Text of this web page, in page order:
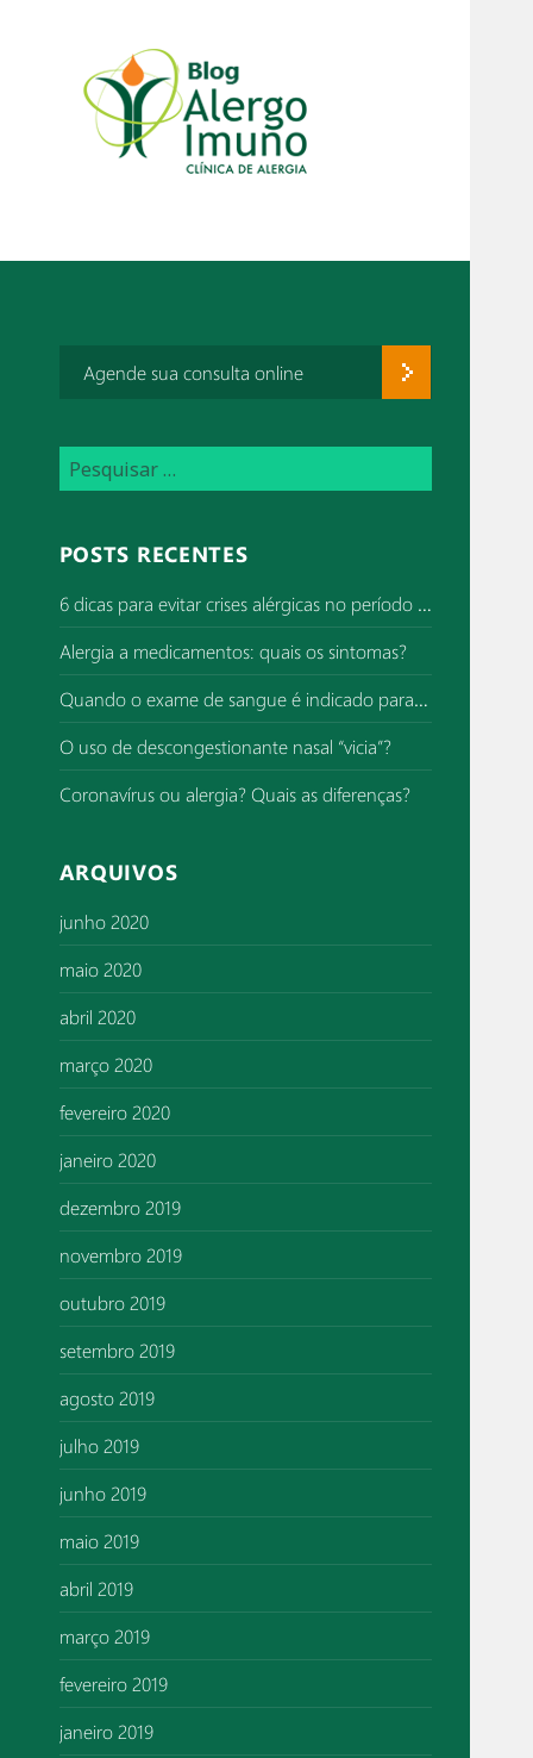
Agende sua consulta online
e
q
i
s
a
r
p
o
r
:
POSTS RECENTES
6 dicas para evitar crises alérgicas no período de superlotação de hospitais
Alergia a medicamentos: quais os sintomas?
Quando o exame de sangue é indicado para investigar alergia?
O uso de descongestionante nasal “vicia”?
Coronavírus ou alergia? Quais as diferenças?
ARQUIVOS
junho 2020
maio 2020
abril 2020
março 2020
fevereiro 2020
janeiro 2020
dezembro 2019
novembro 2019
outubro 2019
setembro 2019
agosto 2019
julho 2019
junho 2019
maio 2019
abril 2019
março 2019
fevereiro 2019
janeiro 2019